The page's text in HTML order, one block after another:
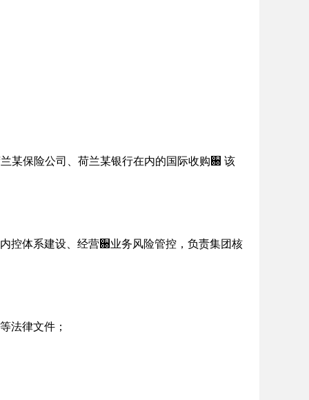
某保险公司、荷兰某银行在内的国际收购਀ 该
控体系建设、经营਀业务风险管控，负责集团核
法律文件；